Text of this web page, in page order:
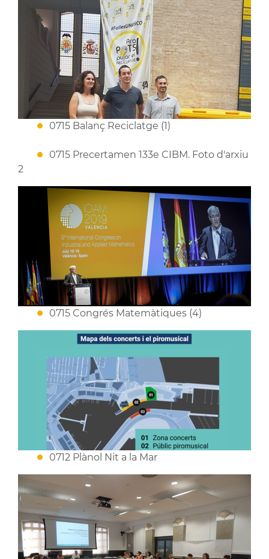
0715 Balanç Reciclatge (1)
0715 Precertamen 133e CIBM. Foto d'arxiu
2
0715 Congrés Matemàtiques (4)
0712 Plànol Nit a la Mar